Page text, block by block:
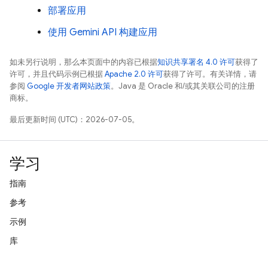
部署应用
使用 Gemini API 构建应用
如未另行说明，那么本页面中的内容已根据知识共享署名 4.0 许可获得了
许可，并且代码示例已根据Apache 2.0 许可获得了许可。有关详情，请
参阅 Google 开发者网站政策。Java 是 Oracle 和/或其关联公司的注册
商标。
最后更新时间 (UTC)：2026-07-05。
学习
指南
参考
示例
库